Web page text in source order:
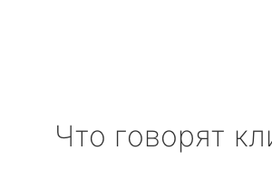
Что говорят